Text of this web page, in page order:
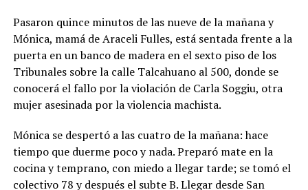
Pasaron quince minutos de las nueve de la mañana y
Mónica, mamá de Araceli Fulles, está sentada frente a la
puerta en un banco de madera en el sexto piso de los
Tribunales sobre la calle Talcahuano al 500, donde se
conocerá el fallo por la violación de Carla Soggiu, otra
mujer asesinada por la violencia machista.
Mónica se despertó a las cuatro de la mañana: hace
tiempo que duerme poco y nada. Preparó mate en la
cocina y temprano, con miedo a llegar tarde; se tomó el
colectivo 78 y después el subte B. Llegar desde San